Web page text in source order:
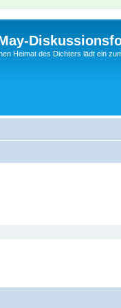
Heimat des Dichters lädt ein